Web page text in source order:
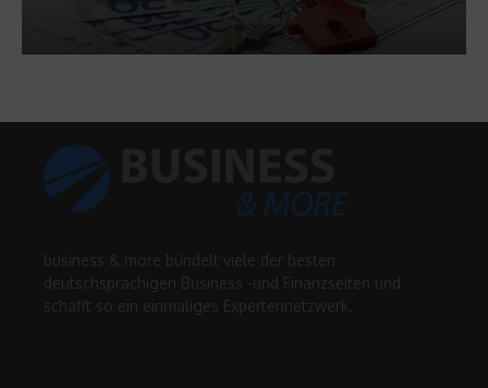
business & more bündelt viele der besten
deutschsprachigen Business -und Finanzseiten und
schafft so ein einmaliges Expertennetzwerk.